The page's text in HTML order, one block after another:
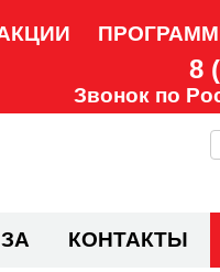
8
Звонок по
КОНТАКТЫ